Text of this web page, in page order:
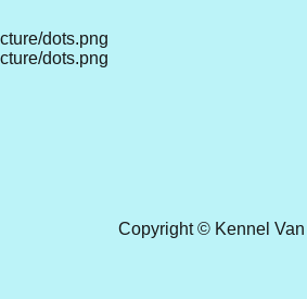
Copyright © Kennel